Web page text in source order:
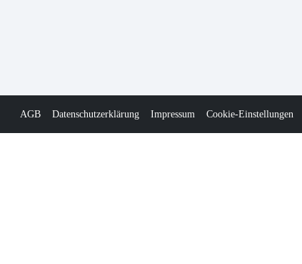
AGB Datenschutzerklärung Impressum Cookie-Einstellungen